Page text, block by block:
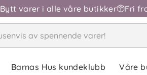
Bytt varer i alle våre butikker Fri
Barnas Hus kundeklubb Våre